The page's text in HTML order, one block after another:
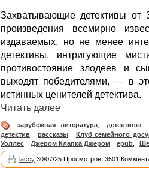
Захватывающие детективы от
произведения всемирно
издаваемых, но не менее
детективы, интригующие
противостояние злодеев и
выходят победителями, — в
истинных ценителей детектива.
Читать далее
зарубежная литература, детективы,
детектив
рассказы,
Клуб семейного
Уоллес
Джером Клапка Джером epub
laccy 30/07/25 Просмотров: 3501